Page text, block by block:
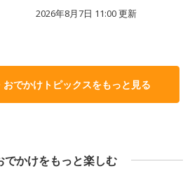
2026年8月7日 11:00更新
でかけトピックスをもっと見る
でかけをもっと楽しむ